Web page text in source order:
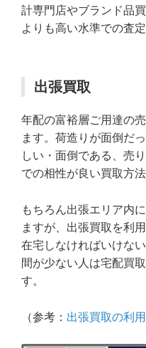
計専門店やブランド品
よりも高い水準での査
出張買取
年配の富裕層ご用達の
ます。荷造りが面倒だ
しい・面倒である、売
での相性が良い買取方法
もちろん出張エリア内
ますが、出張買取を利
在宅しなければいけな
間が少ない人は宅配買
す。
（参考： 出張買取の利